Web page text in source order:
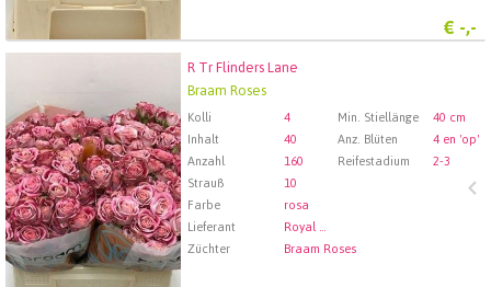
€ -,-
R Tr Flinders Lane
Braam Roses
Kolli 4 Min. Stiellänge
40 cm
Inhalt
40 Anz. Blüten
4 en 'op'
Anzahl
160 Reifestadium
2-3
Strauß
10
Farbe
rosa
Lieferant
Royal FloraHolland Aalsmeer
Züchter
Braam Roses
Wählen Sie zuerst ein Abfartdatum.